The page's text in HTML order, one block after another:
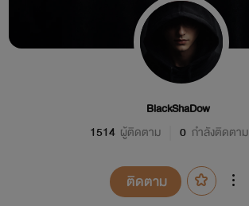
BlackShaDow
1514 ผู้ติดตาม 0 กำลังติดตาม
ติดตาม